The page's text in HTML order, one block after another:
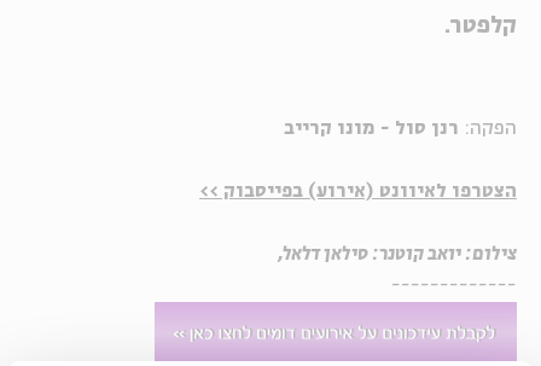
קלפטר.
הפקה: רנן סול - מונו קרייב
הצטרפו לאיוונט (אירוע) בפייסבוק >>
צילום: יואב קוטנר: סילאן דלאל,
-------------